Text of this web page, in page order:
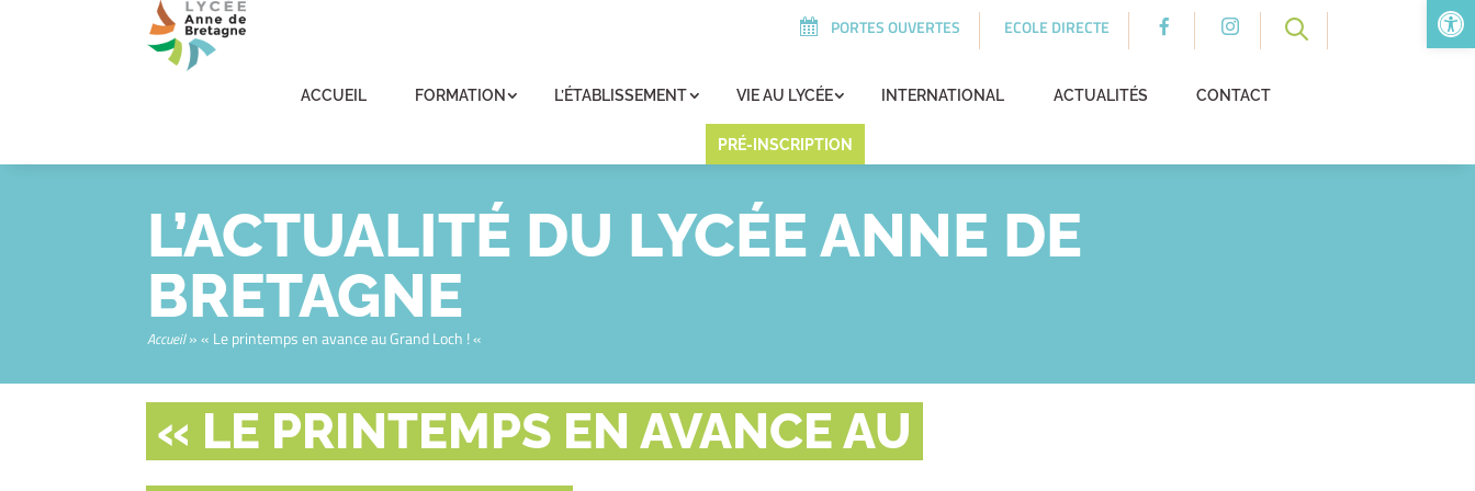
PORTES OUVERTES ECOLE DIRECTE
ACCUEIL FORMATION L’ÉTABLISSEMENT VIE AU LYCÉE INTERNATIONAL ACTUALITÉS CONTACT
PRÉ-INSCRIPTION
L’ACTUALITÉ DU LYCÉE ANNE DE
BRETAGNE
Accueil»« Le printemps en avance au Grand Loch ! «
« LE PRINTEMPS EN AVANCE AU